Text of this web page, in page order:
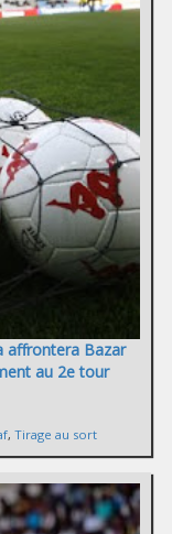
affrontera Bazar
au 2e tour
, Tirage au sort